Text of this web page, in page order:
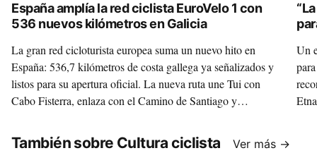
España amplía la red ciclista EuroVelo 1 con
536 nuevos kilómetros en Galicia
La gran red cicloturista europea suma un nuevo hito en
España: 536,7 kilómetros de costa gallega ya señalizados y
listos para su apertura oficial. La nueva ruta une Tui con
Cabo Fisterra, enlaza con el Camino de Santiago y
primer nivel. Una noticia magnífica para quienes entienden
Un
También sobre Cultura ciclista Ver más →